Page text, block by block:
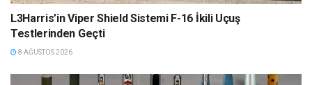
L3Harris’in Viper Shield Sistemi F-16 İkili Uçuş
Testlerinden Geçti
8 AĞUSTOS 2026